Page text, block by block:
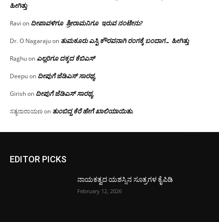
ಹೀಗಿತ್ತು
Ravi on ದೀಪಾವಳಿಗೂ ಶ್ರೀರಾಮನಿಗೂ ಇರುವ ನಂಟೇನು?
Dr. O Nagarajuon ತುಮಕೂರು ಎಸ್ಪಿ ಕೌರವನಾಗಿ ರಂಗಕ್ಕೆ ಬಂದಾಗ… ಹೀಗಿತ್ತು
Raghuon ಎಲ್ಲರಿಗೂ ದಕ್ಕದ ಕೆಬಿಎಸ್
Deepuon ದೀಪುಗೆ ಜೆಡಿಎಸ್ ಸಾರಥ್ಯ
Girishon ದೀಪುಗೆ ಜೆಡಿಎಸ್ ಸಾರಥ್ಯ
ಸತ್ಯನಾರಾಯಣon ತುಂಬಿದ್ದ ಕೆರೆ ಹೇಗೆ ಖಾಲಿಯಾಯಿತು.
EDITOR PICKS
ನಾಯಕತ್ವದ ಯಶಸ್ಸಿನ ಸೂತ್ರಗಳ ಕೈಪಿಡಿ
February 12, 2026